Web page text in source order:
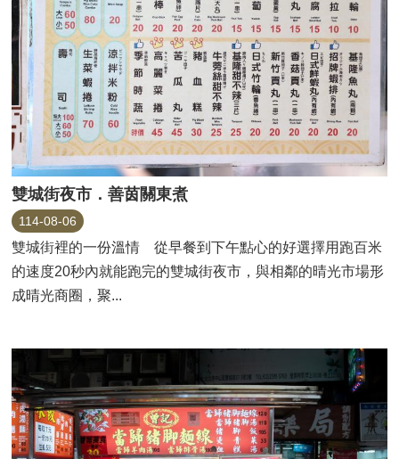
雙城街夜市．善茵關東煮
114-08-06
雙城街裡的一份溫情 從早餐到下午點心的好選擇用跑百米
的速度20秒內就能跑完的雙城街夜市，與相鄰的晴光市場形
成晴光商圈，聚...